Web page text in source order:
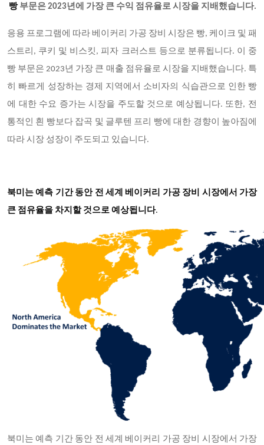
빵 부문은 2023년에 가장 큰 수익 점유율로 시장을 지배했습니다.
응용 프로그램에 따라 베이커리 가공 장비 시장은 빵, 케이크 및 패
스트리, 쿠키 및 비스킷, 피자 크러스트 등으로 분류됩니다. 이 중
빵 부문은 2023년 가장 큰 매출 점유율로 시장을 지배했습니다. 특
히 빠르게 성장하는 경제 지역에서 소비자의 식습관으로 인한 빵
에 대한 수요 증가는 시장을 주도할 것으로 예상됩니다. 또한, 전
통적인 흰 빵보다 잡곡 및 글루텐 프리 빵에 대한 경향이 높아짐에
따라 시장 성장이 주도되고 있습니다.
북미는 예측 기간 동안 전 세계 베이커리 가공 장비 시장에서 가장
큰 점유율을 차지할 것으로 예상됩니다.
북미는 예측 기간 동안 전 세계 베이커리 가공 장비 시장에서 가장